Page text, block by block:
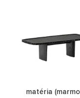
matéria